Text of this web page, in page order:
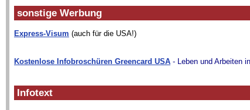
sonstige Werbung
Express-Visum (auch für die USA!)
Kostenlose Infobroschüren Greencard USA - Leben und Arbeiten
Infotext